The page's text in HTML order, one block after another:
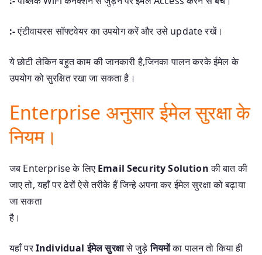
:-एंटीवायरस सॉफ्टवेयर का उपयोग करें और उसे update रखें।
ये छोटी लेकिन बहुत काम की जानकारी है,जिनका पालन करके ईमेल के
उपयोग को सुरक्षित रखा जा सकता है।
Enterprise अनुसार ईमेल सुरक्षा के
नियम।
जब Enterprise के लिए Email Security Solutionकी बात की
जाए तो, यहाँ पर ढेरों ऐसे तरीके हैं जिन्हे अपना कर ईमेल सुरक्षा को बढ़ाया
जा सकता
है।
यहाँ परIndividual ईमेल सुरक्षासे जुड़ेनियमोंका पालन तो किया ही